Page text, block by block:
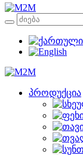
პროდუქცია